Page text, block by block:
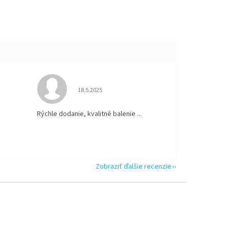
5 z 5 hviezdičiek. Hodnotenie obchodu je 5 z 5 hviezdičiek.
18.5.2025
Rýchle dodanie, kvalitné balenie ...
Zobraziť ďalšie recenzie